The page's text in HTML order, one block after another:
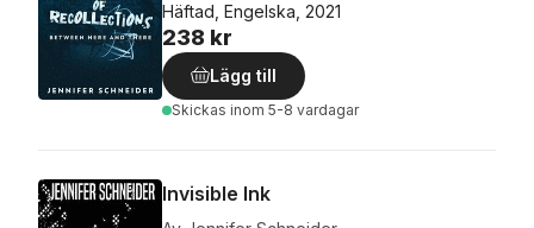
Häftad, Engelska, 2021
238 kr
Lägg till
Skickas inom 5-8 vardagar
Invisible Ink